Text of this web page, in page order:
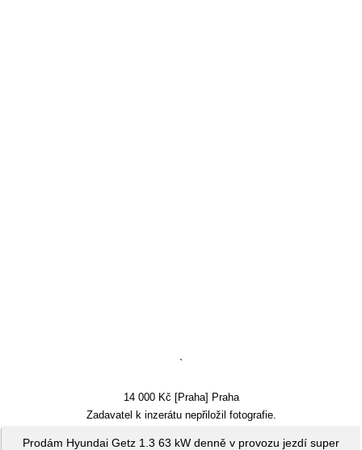
`
14 000 Kč [Praha] Praha
Zadavatel k inzerátu nepřiložil fotografie.
Prodám Hyundai Getz 1.3 63 kW denně v provozu jezdí super